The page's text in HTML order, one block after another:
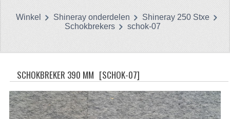
CATEGORIEËN
BRANDSTOF SYSTEEM
LAGERS
Winkel Shineray onderdelen
Shineray 250 Stxe
Schokbrekers
schok-07
SCHOKBREKER 390 MM [SCHOK-07]